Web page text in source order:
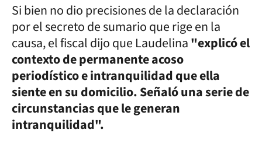
Si bien no dio precisiones de la declaración
por el secreto de sumario que rige en la
causa, el fiscal dijo que Laudelina"explicó el
contexto de permanente acoso
periodístico e intranquilidad que ella
siente en su domicilio. Señaló una serie de
circunstancias que le generan
intranquilidad".